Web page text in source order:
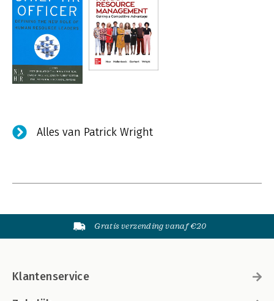
Alles van Patrick Wright
Gratis verzending vanaf €20
Klantenservice